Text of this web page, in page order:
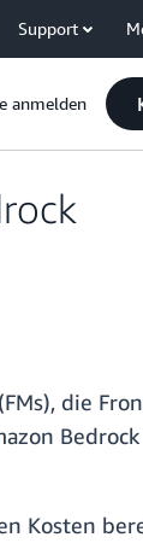
Support
anmelden
die
Kosten